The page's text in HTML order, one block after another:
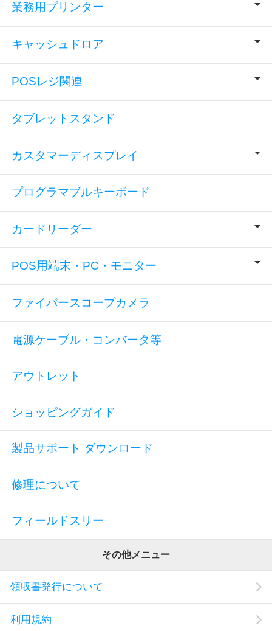
業務用プリンター
キャッシュドロア
POSレジ関連
タブレットスタンド
カスタマーディスプレイ
プログラマブルキーボード
カードリーダー
POS用端末・PC・モニター
ファイバースコープカメラ
電源ケーブル・コンバータ等
アウトレット
ショッピングガイド
製品サポート ダウンロード
修理について
フィールドスリー
その他メニュー
領収書発行について
利用規約